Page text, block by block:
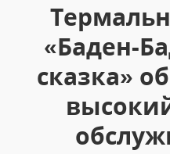
«Баден-
сказка»